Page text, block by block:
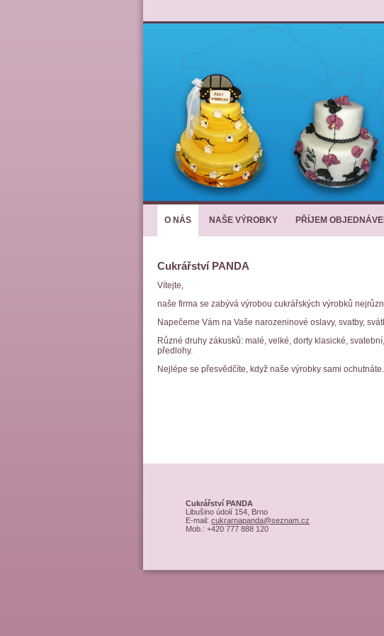
O NÁS NAŠE VÝROBKY PŘÍJEM
Cukrářství PANDA
Vítejte,
naše firma se zabývá výrobou cukrářských výrobků
Napečeme Vám na Vaše narozeninové oslavy, svatby,
Různé druhy zákusků: malé, velké, dorty klasické,
předlohy.
Nejlépe se přesvědčíte, když naše výrobky sami
Cukrářství PANDA
Libušino údolí 154, Brno
E-mail: cukrarnapanda@seznam.cz
Mob.: +420 777 888 120